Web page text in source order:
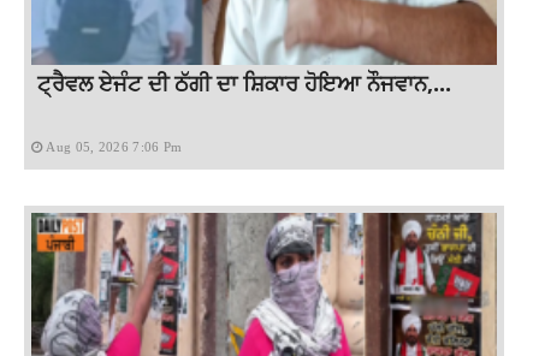
ਟ੍ਰੈਵਲ ਏਜੰਟ ਦੀ ਠੱਗੀ ਦਾ ਸ਼ਿਕਾਰ ਹੋਇਆ ਨੌਜਵਾਨ,...
Aug 05, 2026 7:06 Pm